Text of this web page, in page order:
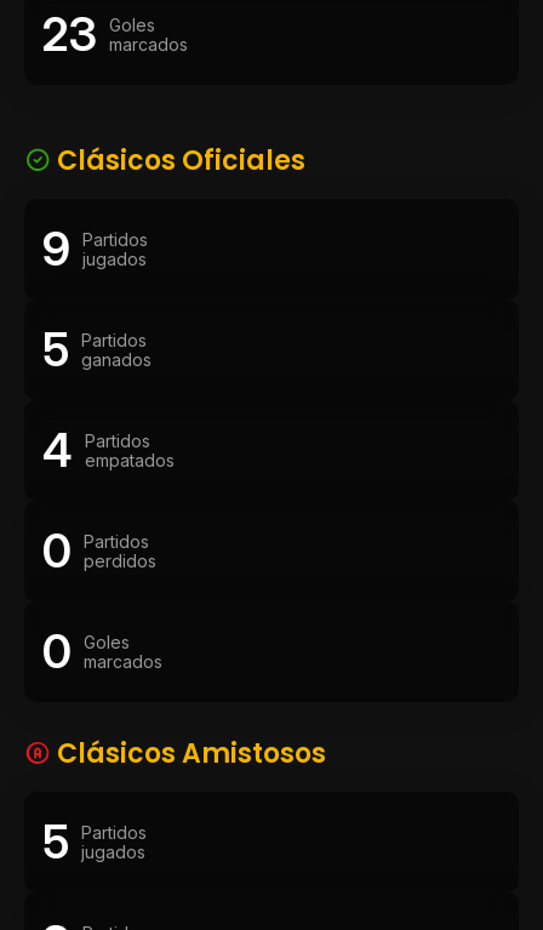
23
Goles
marcados
Clásicos Oficiales
9
Partidos
jugados
5
Partidos
ganados
4
Partidos
empatados
0
Partidos
perdidos
0
Goles
marcados
Clásicos Amistosos
5
Partidos
jugados